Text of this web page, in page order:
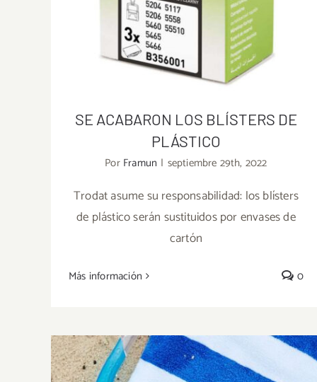
SE ACABARON LOS BLÍSTERS DE
PLÁSTICO
SE ACABARON LOS BLÍSTERS DE
PLÁSTICO
Por Framun | septiembre 29th, 2022
Trodat asume su responsabilidad: los blísters
de plástico serán sustituidos por envases de
cartón
Más información 0